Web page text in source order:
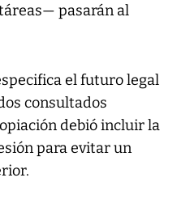
pasarán al
el futuro legal
consultados
debió incluir la
para evitar un